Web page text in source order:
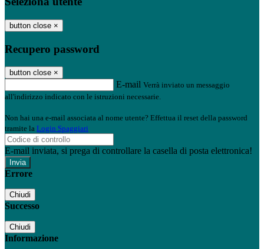
button close ×
Recupero password
button close ×
E-mail Verrà inviato un messaggio
all'indirizzo indicato con le istruzioni necessarie.
Non hai una e-mail associata al nome utente? Effettua il reset della password
tramite la Login Spaggiari
E-mail inviata, si prega di controllare la casella di posta elettronica!
Errore
Chiudi
Successo
Chiudi
Informazione